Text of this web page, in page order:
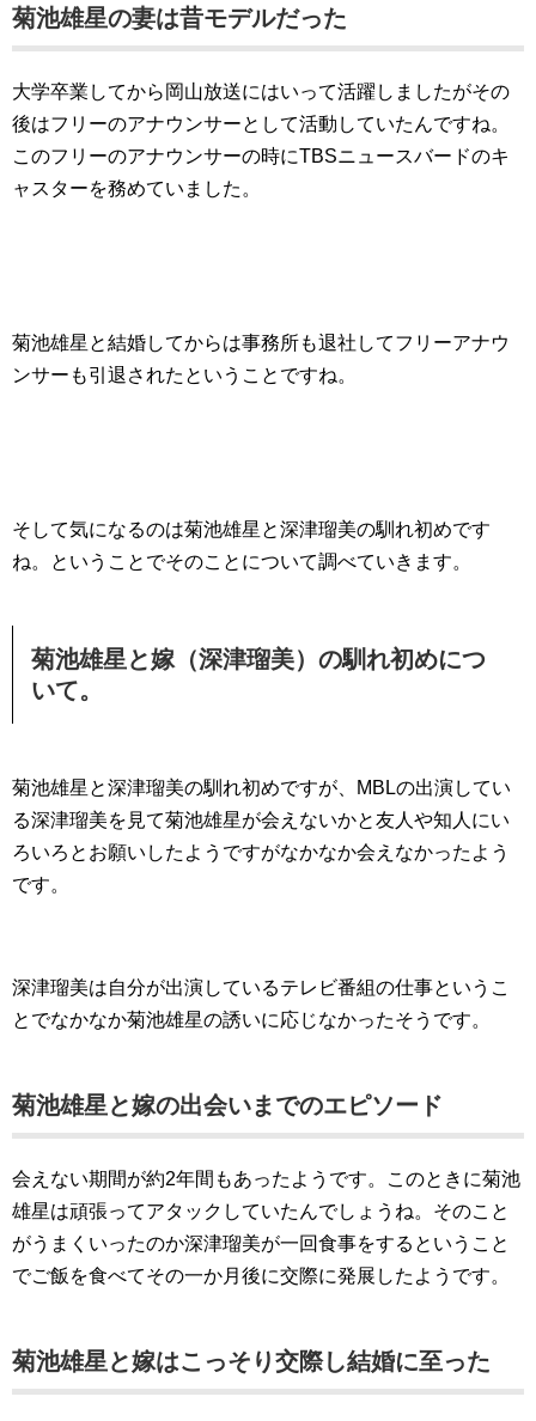
菊池雄星の妻は昔モデルだった
大学卒業してから岡山放送にはいって活躍しましたがその
後はフリーのアナウンサーとして活動していたんですね。
このフリーのアナウンサーの時にTBSニュースバードのキ
ャスターを務めていました。
菊池雄星と結婚してからは事務所も退社してフリーアナウ
ンサーも引退されたということですね。
そして気になるのは菊池雄星と深津瑠美の馴れ初めです
ね。ということでそのことについて調べていきます。
菊池雄星と嫁（深津瑠美）の馴れ初めにつ
いて。
菊池雄星と深津瑠美の馴れ初めですが、MBLの出演してい
る深津瑠美を見て菊池雄星が会えないかと友人や知人にい
ろいろとお願いしたようですがなかなか会えなかったよう
です。
深津瑠美は自分が出演しているテレビ番組の仕事というこ
とでなかなか菊池雄星の誘いに応じなかったそうです。
菊池雄星と嫁の出会いまでのエピソード
会えない期間が約2年間もあったようです。このときに菊池
雄星は頑張ってアタックしていたんでしょうね。そのこと
がうまくいったのか深津瑠美が一回食事をするということ
でご飯を食べてその一か月後に交際に発展したようです。
菊池雄星と嫁はこっそり交際し結婚に至った